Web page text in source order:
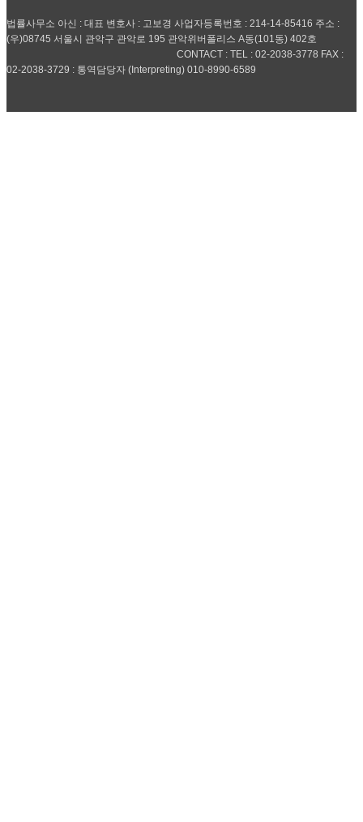
법률사무소 아신 : 대표 변호사 : 고보경 사업자등록번호 : 214-14-85416 주소 :
(우)08745 서울시 관악구 관악로 195 관악위버폴리스 A동(101동) 402호
CONTACT : TEL : 02-2038-3778 FAX :
02-2038-3729 : 통역담당자 (Interpreting) 010-8990-6589